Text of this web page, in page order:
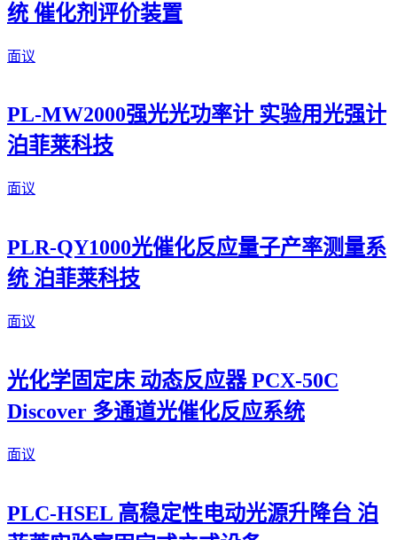
统 催化剂评价装置
面议
PL-MW2000强光光功率计 实验用光强计
泊菲莱科技
面议
PLR-QY1000光催化反应量子产率测量系
统 泊菲莱科技
面议
光化学固定床 动态反应器 PCX-50C
Discover 多通道光催化反应系统
面议
PLC-HSEL 高稳定性电动光源升降台 泊